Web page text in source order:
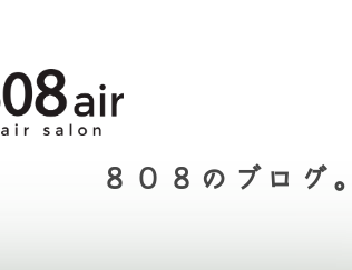
８０８のブログ。